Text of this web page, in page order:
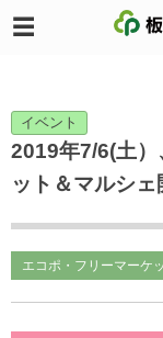
イベント
2019年7/6(土
ット＆マルシ
エコポ・フリーマーケ